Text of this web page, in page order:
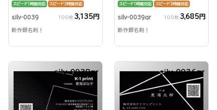
スピード1時間対応 スピード3時間対応
silv-0039 100枚 3,135円
新作銀名刺！
スピード1時間対応 スピード3時間対応
silv-0039qr 100枚 3,685円
新作銀名刺！
silv-0038qr silv-0036qr